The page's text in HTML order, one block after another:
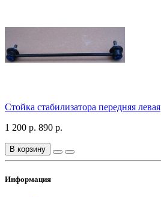
Стойка стабилизатора передняя левая
1 200 р. 890 р.
В корзину
Информация